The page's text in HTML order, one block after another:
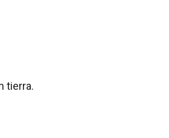
tierra.